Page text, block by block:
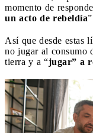
momento de
un acto de rebeldía
Así que desde estas
no jugar al consumo
tierra y a “jugar” a